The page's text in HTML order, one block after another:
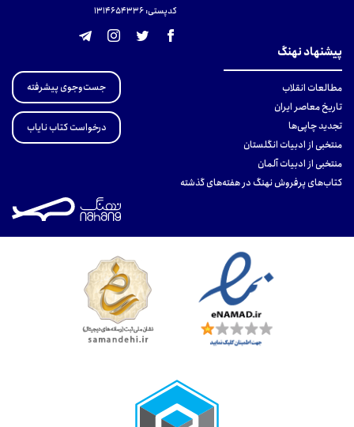
کدپستی: 131465433۶
پیشنهاد نهنگ
مطالعات انقلاب
تاریخ معاصر ایران
تجدید چاپی‌ها
منتخبی از ادبیات انگلستان
منتخبی از ادبیات آلمان
کتاب‌های پرفروش نهنگ در هفته‌های گذشته
جست‌وجوی پیشرفته
درخواست کتاب نایاب